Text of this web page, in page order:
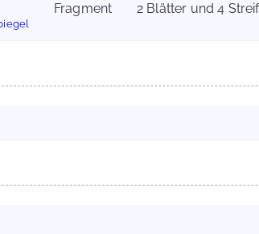
Fragment 2 Blätter und 4